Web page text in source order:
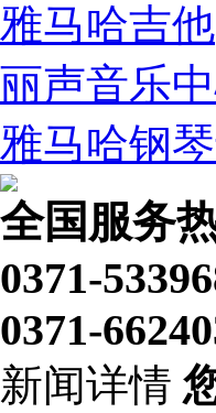
雅马哈吉他
丽声音乐
雅马哈钢
全国服务
0371-
0371-
新闻详情